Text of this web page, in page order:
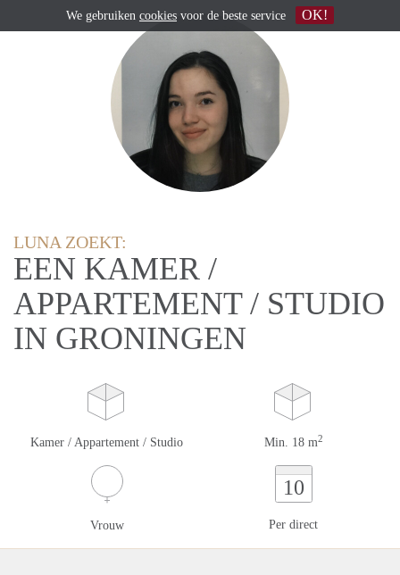
LUNA ZOEKT:
EEN KAMER /
APPARTEMENT / STUDIO
IN GRONINGEN
Kamer / Appartement / Studio Min. 18 m2
Vrouw
10
Per direct
We gebruiken cookies voor de beste service OK!